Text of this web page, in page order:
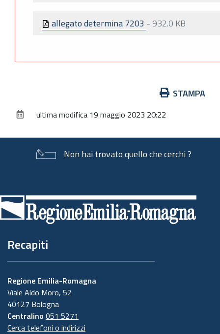
allegato determina 7203 - 932.0 KB
documento
STAMPA
ultima modifica 19 maggio 2023 20:22
Non hai trovato quello che cerchi ?
di
pagina
Recapiti
Regione Emilia-Romagna
Viale Aldo Moro, 52
40127 Bologna
Centralino 051 5271
Cerca telefoni o indirizzi